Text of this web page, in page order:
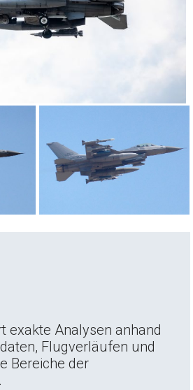
exakte Analysen anhand
Flugverläufen und
Bereiche der